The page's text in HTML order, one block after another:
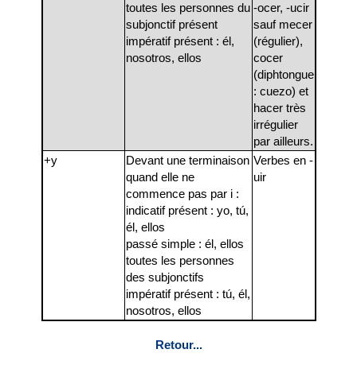
toutes les personnes du
subjonctif présent
impératif présent : él,
nosotros, ellos
-ocer, -ucir
sauf mecer
(régulier),
cocer
(diphtongue
: cuezo) et
hacer très
irrégulier
par ailleurs.
+y
Devant une terminaison
quand elle ne
commence pas par i :
indicatif présent : yo, tú,
él, ellos
passé simple : él, ellos
toutes les personnes
des subjonctifs
impératif présent : tú, él,
nosotros, ellos
Verbes en -
uir
Retour...